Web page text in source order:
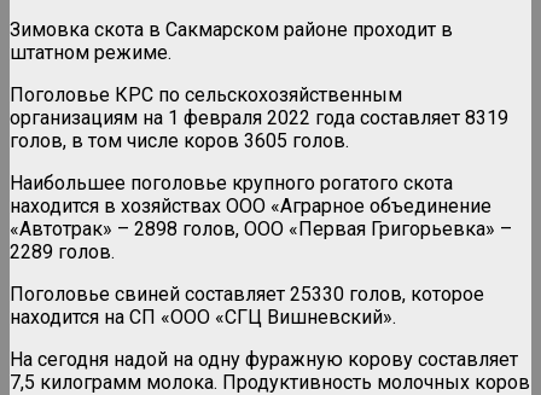
Зимовка скота в Сакмарском районе проходит в
штатном режиме.
Поголовье КРС по сельскохозяйственным
организациям на 1 февраля 2022 года составляет 8319
голов, в том числе коров 3605 голов.
Наибольшее поголовье крупного рогатого скота
находится в хозяйствах ООО «Аграрное объединение
«Автотрак» – 2898 голов, ООО «Первая Григорьевка» –
2289 голов.
Поголовье свиней составляет 25330 голов, которое
находится на СП «ООО «СГЦ Вишневский».
На сегодня надой на одну фуражную корову составляет
7,5 килограмм молока. Продуктивность молочных коров